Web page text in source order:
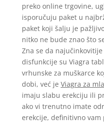
preko online trgovine,
isporučuju paket u
paket koji šalju je
nitko ne bude znao što
Zna se da
disfunkcije su Viagra
vrhunske za muškarce
dobi, već je Viagra za
imaju slabu erekciju ili
ako vi trenutno imate
erekcije, definitivno vam